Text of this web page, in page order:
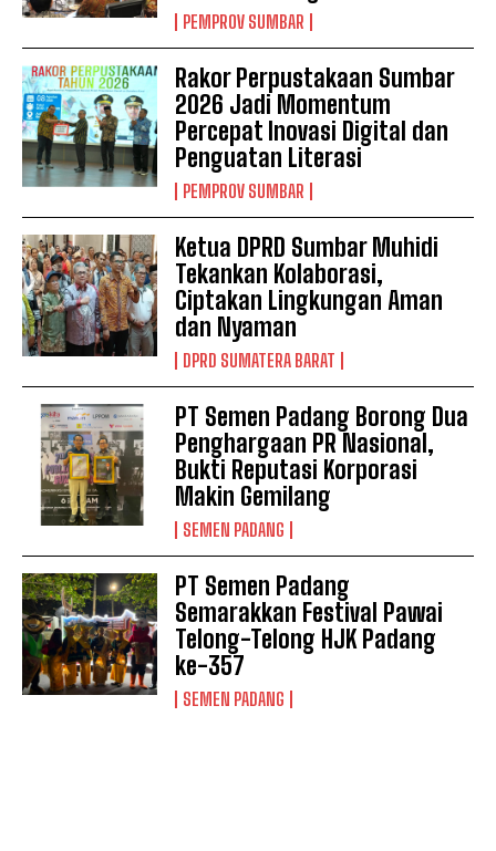
PEMPROV SUMBAR
Rakor Perpustakaan Sumbar
2026 Jadi Momentum
Percepat Inovasi Digital dan
Penguatan Literasi
PEMPROV SUMBAR
Ketua DPRD Sumbar Muhidi
Tekankan Kolaborasi,
Ciptakan Lingkungan Aman
dan Nyaman
DPRD SUMATERA BARAT
PT Semen Padang Borong Dua
Penghargaan PR Nasional,
Bukti Reputasi Korporasi
Makin Gemilang
SEMEN PADANG
PT Semen Padang
Semarakkan Festival Pawai
Telong-Telong HJK Padang
ke-357
SEMEN PADANG